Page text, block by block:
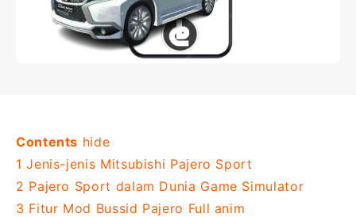
Contents hide
1 Jenis-jenis Mitsubishi Pajero Sport
2 Pajero Sport dalam Dunia Game Simulator
3 Fitur Mod Bussid Pajero Full anim